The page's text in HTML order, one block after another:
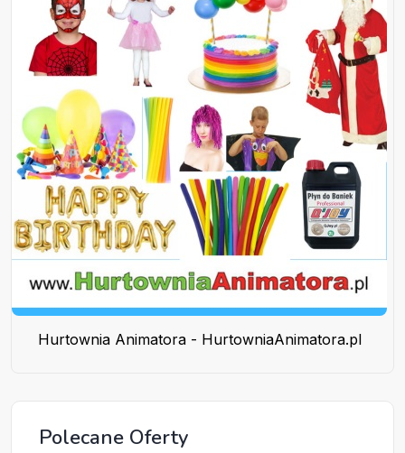
Hurtownia Animatora - HurtowniaAnimatora.pl
Polecane Oferty